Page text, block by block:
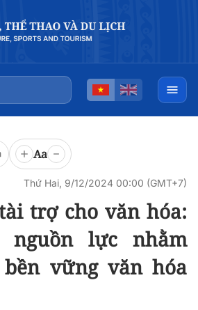
Aa
Thứ Hai, 9/12/2024 00:00 (GMT+7)
trợ cho văn hóa:
nguồn lực nhằm
vững văn hóa